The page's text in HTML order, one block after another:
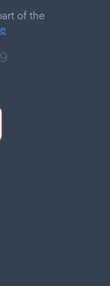
of the